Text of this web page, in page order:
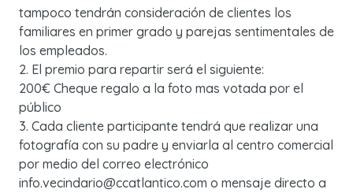
tampoco tendrán consideración de clientes los
familiares en primer grado y parejas sentimentales de
los empleados.
2. El premio para repartir será el siguiente:
200€ Cheque regalo a la foto mas votada por el
público
3. Cada cliente participante tendrá que realizar una
fotografía con su padre y enviarla al centro comercial
por medio del correo electrónico
info.vecindario@ccatlantico.com o mensaje directo a